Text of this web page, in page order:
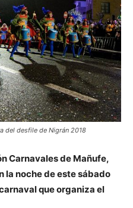
del desfile de Nigrán 2018
Carnavales de Mañufe,
la noche de este sábado
que organiza el